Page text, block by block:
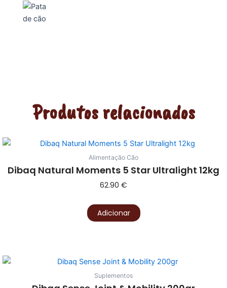
Produtos relacionados
Alimentação Cão
Dibaq Natural Moments 5 Star Ultralight 12kg
62.90 €
Adicionar
Suplementos